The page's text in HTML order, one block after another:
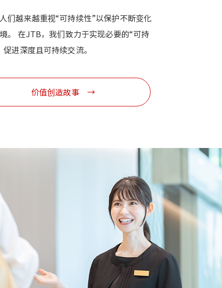
们越来越重视“可持续性”以保护不断变化
。 在JTB，我们致力于实现必要的“可持
进深度且可持续交流。
价值创造故事